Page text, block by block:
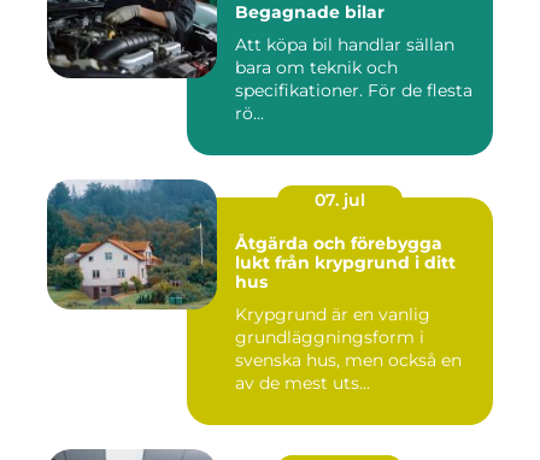
Begagnade bilar
Att köpa bil handlar sällan
bara om teknik och
specifikationer. För de flesta
rö...
07. jul
Åtgärda och förebygga
lukt från krypgrund i ditt
hus
Krypgrund är en vanlig
grundläggningsform i
svenska hus, men också en
av de mest uts...